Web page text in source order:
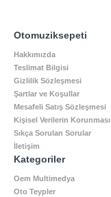
Otomuziksepeti
Hakkımızda
Teslimat Bilgisi
Gizlilik Sözleşmesi
Şartlar ve Koşullar
Mesafeli Satış Sözleşmesi
Kişisel Verilerin Korunması
Sıkça Sorulan Sorular
İletişim
Kategoriler
Oem Multimedya
Oto Teypler